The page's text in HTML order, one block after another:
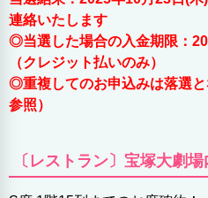
連絡いたします
◎当選した場合の入金期限：
（クレジット払いのみ）
◎重複してのお申込みは落選
参照）
〔レストラン〕宝塚大劇